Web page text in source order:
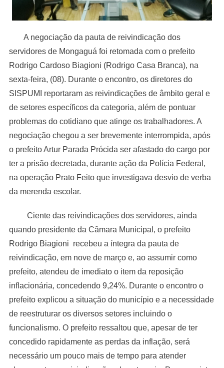
A negociação da pauta de reivindicação dos
servidores de Mongaguá foi retomada com o prefeito
Rodrigo Cardoso Biagioni (Rodrigo Casa Branca), na
sexta-feira, (08). Durante o encontro, os diretores do
SISPUMI reportaram as reivindicações de âmbito geral e
de setores específicos da categoria, além de pontuar
problemas do cotidiano que atinge os trabalhadores. A
negociação chegou a ser brevemente interrompida, após
o prefeito Artur Parada Prócida ser afastado do cargo por
ter a prisão decretada, durante ação da Polícia Federal,
na operação Prato Feito que investigava desvio de verba
da merenda escolar.
Ciente das reivindicações dos servidores, ainda
quando presidente da Câmara Municipal, o prefeito
Rodrigo Biagioni recebeu a íntegra da pauta de
reivindicação, em nove de março e, ao assumir como
prefeito, atendeu de imediato o item da reposição
inflacionária, concedendo 9,24%. Durante o encontro o
prefeito explicou a situação do município e a necessidade
de reestruturar os diversos setores incluindo o
funcionalismo. O prefeito ressaltou que, apesar de ter
concedido rapidamente as perdas da inflação, será
necessário um pouco mais de tempo para atender